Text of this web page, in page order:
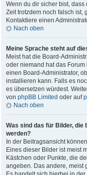
Wenn du dir sicher bist,
Zeit trotzdem noch falsch ist,
Kontaktiere einen
Nach oben
Meine Sprache steht auf
Meist hat die Board-
oder niemand hat das
einen Board-Administrator,
installieren kann. Falls es
es übersetzen würdest.
von phpBB Limited oder auf
Nach oben
Was sind das für Bilder, die
werden?
In der Beitragsansicht
Eines dieser Bilder ist meist
Kästchen oder Punkte, die
angeben. Das andere, meist